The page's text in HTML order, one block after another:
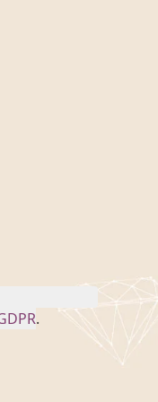
.
Sb. v
veškerých